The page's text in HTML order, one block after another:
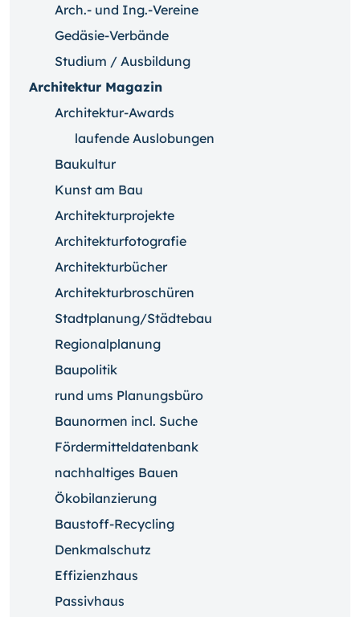
Arch.- und Ing.-Vereine
Gedäsie-Verbände
Studium / Ausbildung
Architektur Magazin
Architektur-Awards
laufende Auslobungen
Baukultur
Kunst am Bau
Architekturprojekte
Architekturfotografie
Architekturbücher
Architekturbroschüren
Stadtplanung/Städtebau
Regionalplanung
Baupolitik
rund ums Planungsbüro
Baunormen incl. Suche
Fördermitteldatenbank
nachhaltiges Bauen
Ökobilanzierung
Baustoff-Recycling
Denkmalschutz
Effizienzhaus
Passivhaus